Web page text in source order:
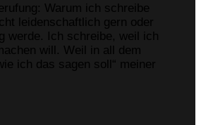
Warum ich schreibe
leidenschaftlich gern oder
werde. Ich schreibe, weil ich
will. Weil in all dem
ich das sagen soll“ meiner